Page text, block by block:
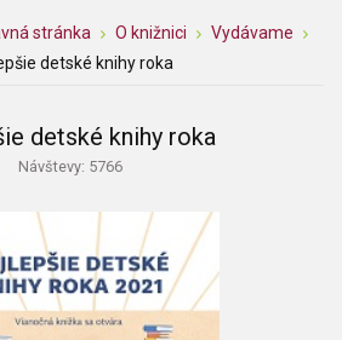
stránka O knižnici
Vydávame
detské knihy roka
detské knihy roka
Návštevy: 5766